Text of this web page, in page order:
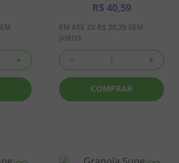
＋
R$ 40,59
EM ATÉ 2X R$ 20,29 SEM
JUROS
＋
－
COMPRAR
bala goma